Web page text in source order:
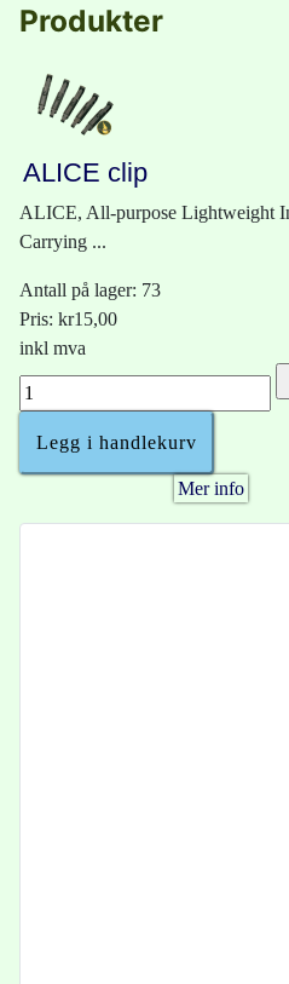
Produkter
ALICE clip
ALICE, All-purpose Lightweight
Carrying ...
Antall på lager: 73
Pris: kr15,00
inkl mva
Mer info